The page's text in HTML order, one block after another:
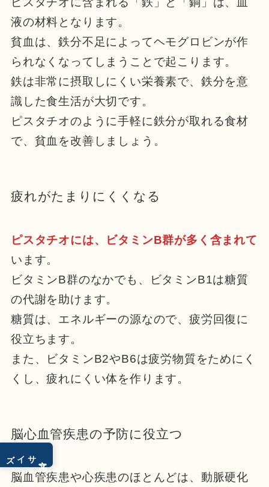
サイズ
液の材料となります。
貧血は、鉄分不足によってヘモグロビンが作
られなくなってしまうことで起こります。
鉄は非常に摂取しにくい栄養素で、鉄分を意
識した食生活が大切です。
ピスタチオのように手軽に鉄分が取れる食材
で、貧血を改善しましょう。
疲れがたまりにくくなる
ピスタチオには、ビタミンB群が多く含まれて
います。
ビタミンB群のなかでも、ビタミンB1は糖質
の代謝を助けます。
糖質は、エネルギーの源なので、疲労回復に
役立ちます。
また、ビタミンB2やB6は疲労物質をためにく
くし、疲れにくい体を作ります。
脳心血管疾患の予防に役立つ
脳血管疾患や心疾患のほとんどは、動脈硬化